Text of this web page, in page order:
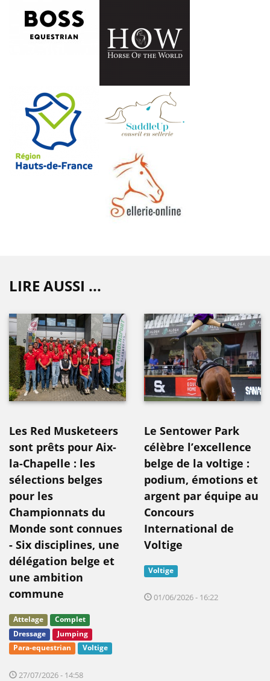
LIRE AUSSI ...
Les Red Musketeers
sont prêts pour Aix-
la-Chapelle : les
sélections belges
pour les
Championnats du
Monde sont connues
- Six disciplines, une
délégation belge et
une ambition
commune
Attelage
Complet
Dressage
Jumping
Para-equestrian
Voltige
27/07/2026 - 14:58
Le Sentower Park
célèbre l’excellence
belge de la voltige :
podium, émotions et
argent par équipe au
Concours
International de
Voltige
Voltige
01/06/2026 - 16:22